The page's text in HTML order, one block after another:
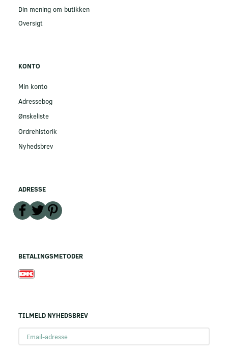
Din mening om butikken
Oversigt
KONTO
Min konto
Adressebog
Ønskeliste
Ordrehistorik
Nyhedsbrev
ADRESSE
BETALINGSMETODER
TILMELD NYHEDSBREV
adresse